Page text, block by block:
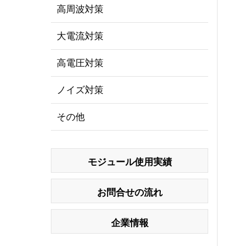
高周波対策
大電流対策
高電圧対策
ノイズ対策
その他
モジュール使用実績
お問合せの流れ
企業情報